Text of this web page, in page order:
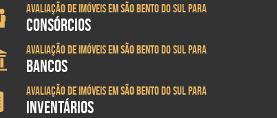
Avaliação de imóveis em São Bento do Sul para
CONSÓRCIOS
Avaliação de imóveis em São Bento do Sul para
BANCOS
Avaliação de imóveis em São Bento do Sul para
INVENTÁRIOS